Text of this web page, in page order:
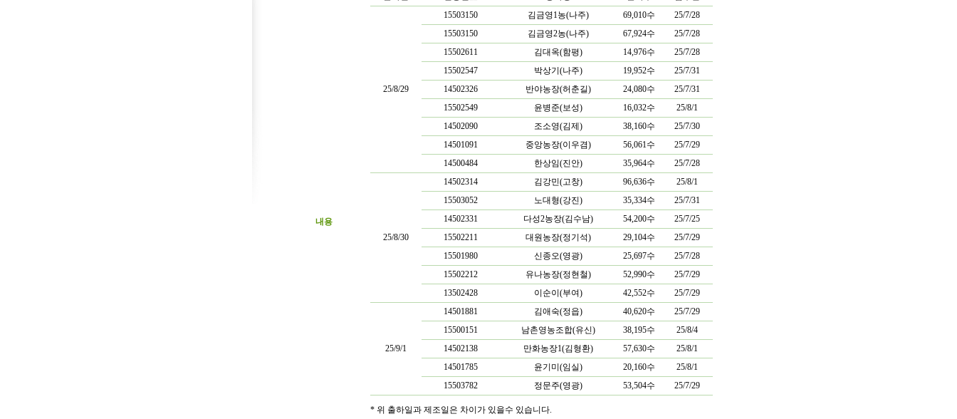
내용
25/8/29
15503150 김금영1농(나주) 69,010수
25/7/28
15503150
김금영2농(나주) 67,924수
25/7/28
15502611
김대옥(함평) 14,976수
25/7/28
15502547
박상기(나주) 19,952수
25/7/31
14502326
반야농장(허춘길) 24,080수
25/7/31
15502549
윤병준(보성) 16,032수
25/8/1
14502090
조소영(김제) 38,160수
25/7/30
14501091
중앙농장(이우겸) 56,061수
25/7/29
14500484
한상임(진안) 35,964수 25/7/28
25/8/30
14502314 김강민(고창) 96,636수
25/8/1
15503052
노대형(강진) 35,334수
25/7/31
14502331
다성2농장(김수남) 54,200수
25/7/25
15502211
대원농장(정기석) 29,104수
25/7/29
15501980
신종오(영광) 25,697수
25/7/28
15502212
유나농장(정현철) 52,990수
25/7/29
13502428
이순이(부여) 42,552수 25/7/29
25/9/1
14501881 김애숙(정읍) 40,620수
25/7/29
15500151
남촌영농조합(유신) 38,195수
25/8/4
14502138
만화농장1(김형환) 57,630수
25/8/1
14501785
윤기미(임실) 20,160수
25/8/1
15503782
정문주(영광) 53,504수 25/7/29
* 위 출하일과 제조일은 차이가 있을수 있습니다.